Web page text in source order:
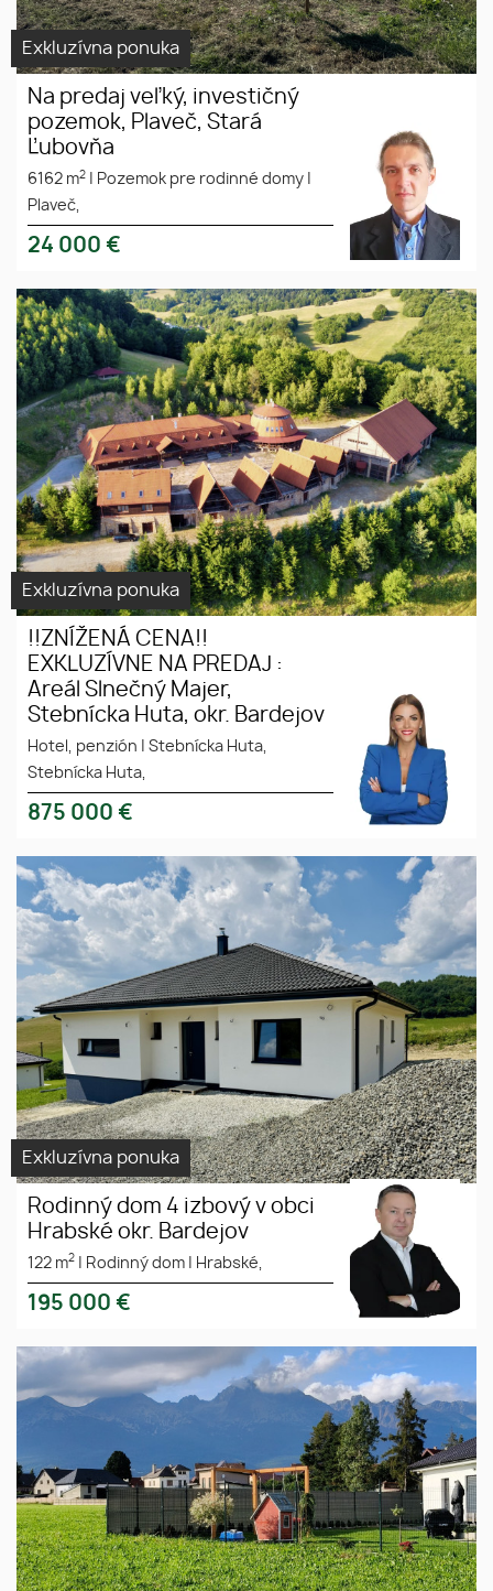
Exkluzívna ponuka
Na predaj veľký, investičný
pozemok, Plaveč, Stará
Ľubovňa
6162 m2 Pozemok pre rodinné domy
Plaveč,
24 000 €
SLNEČNÝ MAJER – INVESTIČNÁ
PRÍLEŽITOSŤ
Exkluzívna ponuka
!!ZNÍŽENÁ CENA!!
EXKLUZÍVNE NA PREDAJ :
Areál Slnečný Majer,
Stebnícka Huta, okr. Bardejov
Hotel, penzión
Stebnícka Huta,
Stebnícka Huta,
875 000 €
NOVOSTAVBA - Rodinný dom 4
izbový v obci Hrabské okr.
Bardejov
Exkluzívna ponuka
Rodinný dom 4 izbový v obci
Hrabské okr. Bardejov
122 m2 Rodinný dom Hrabské,
195 000 €
Ponúkame Vám exkluzívne na
predaj pozemok vhodný na
výstavbu rodinného domu v
výhľadom na Tatry.